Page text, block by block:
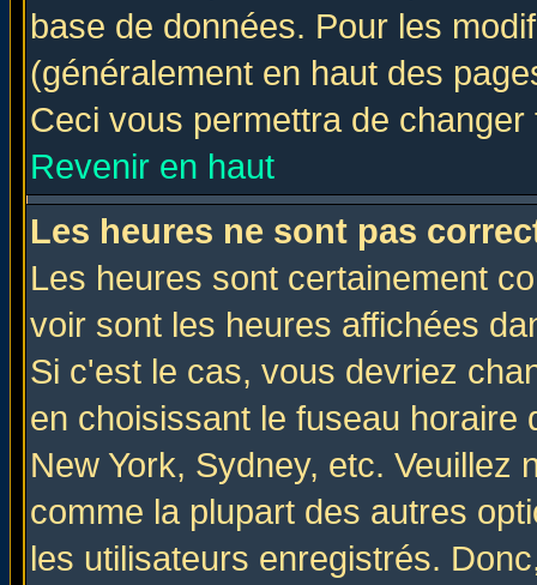
base de données. Pour les
(généralement en haut des
Ceci vous permettra de
Revenir en haut
Les heures ne sont pas
Les heures sont certainement
voir sont les heures affichées
Si c'est le cas, vous devriez
en choisissant le fuseau
New York, Sydney, etc. Veuillez
comme la plupart des autres
les utilisateurs enregistrés.